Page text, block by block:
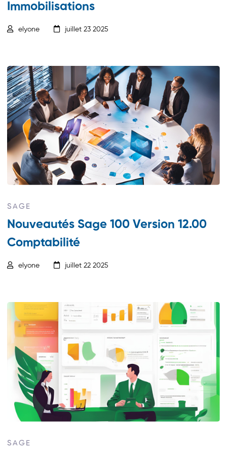
Immobilisations
elyone juillet 23 2025
SAGE
Nouveautés Sage 100 Version 12.00
Comptabilité
elyone juillet 22 2025
SAGE